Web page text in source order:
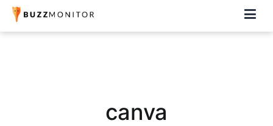
Buzzmonitor
A plataforma mais completa e flexível para social media e CRM
canva